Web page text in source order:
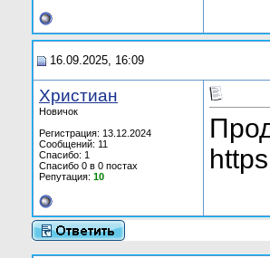
16.09.2025, 16:09
Христиан
Новичок
Регистрация: 13.12.2024
Сообщений: 11
Спасибо: 1
Спасибо 0 в 0 постах
Репутация: 10